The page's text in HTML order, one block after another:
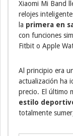
Xiaomi Mi Band
relojes
la primera en
con funciones
Fitbit o Apple
Al principio era
actualización ha
precio. El último
estilo
totalmente